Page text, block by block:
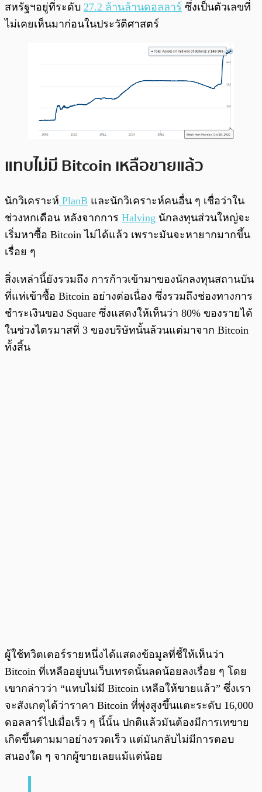
สหรัฐฯอยู่ที่ระดับ 27.2 ล้านล้านดอลลาร์ ซึ่งเป็นตัวเลขที่
ไม่เคยเห็นมาก่อนในประวัติศาสตร์
แทบไม่มี Bitcoin เหลือขายแล้ว
นักวิเคราะห์ PlanB และนักวิเคราะห์คนอื่น ๆ เชื่อว่าใน
ช่วงหกเดือน หลังจากการ Halving นักลงทุนส่วนใหญ่จะ
เริ่มหาซื้อ Bitcoin ไม่ได้แล้ว เพราะมันจะหายากมากขึ้น
เรื่อย ๆ
สิ่งเหล่านี้ยังรวมถึง การก้าวเข้ามาของนักลงทุนสถานบัน
ที่แห่เข้าซื้อ Bitcoin อย่างต่อเนื่อง ซึ่งรวมถึงช่องทางการ
ชำระเงินของ Square ซึ่งแสดงให้เห็นว่า 80% ของรายได้
ในช่วงไตรมาสที่ 3 ของบริษัทนั้นล้วนแต่มาจาก Bitcoin
ทั้งสิ้น
ผู้ใช้ทวิตเตอร์รายหนึ่งได้แสดงข้อมูลที่ชี้ให้เห็นว่า
Bitcoin ที่เหลืออยู่บนเว็บเทรดนั้นลดน้อยลงเรื่อย ๆ โดย
เขากล่าวว่า “แทบไม่มี Bitcoin เหลือให้ขายแล้ว” ซึ่งเรา
จะสังเกตุได้ว่าราคา Bitcoin ที่พุ่งสูงขึ้นแตะระดับ 16,000
ดอลลาร์ไปเมื่อเร็ว ๆ นี้นั้น ปกติแล้วมันต้องมีการเทขาย
เกิดขึ้นตามมาอย่างรวดเร็ว แต่มันกลับไม่มีการตอบ
สนองใด ๆ จากผู้ขายเลยแม้แต่น้อย